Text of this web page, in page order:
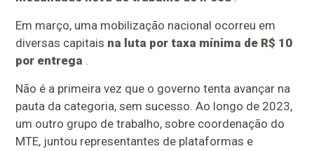
Em março, uma mobilização nacional ocorreu em
diversas capitais na luta por taxa mínima de R$ 10
por entrega .
Não é a primeira vez que o governo tenta avançar na
pauta da categoria, sem sucesso. Ao longo de 2023,
um outro grupo de trabalho, sobre coordenação do
MTE, juntou representantes de plataformas e